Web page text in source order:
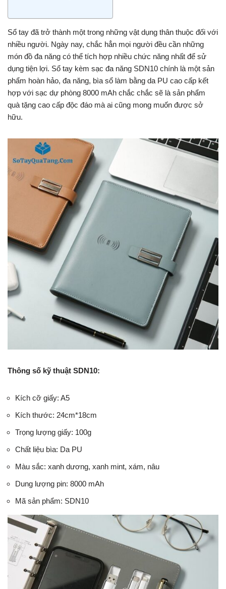
Sổ tay đã trở thành một trong những vật dụng thân thuộc đối với
nhiều người. Ngày nay, chắc hẳn mọi người đều cần những
món đồ đa năng có thể tích hợp nhiều chức năng nhất để sử
dụng tiện lợi. Sổ tay kèm sạc đa năng SDN10 chính là một sản
phẩm hoàn hảo, đa năng, bìa sổ làm bằng da PU cao cấp kết
hợp với sạc dự phòng 8000 mAh chắc chắc sẽ là sản phẩm
quà tặng cao cấp độc đáo mà ai cũng mong muốn được sở
hữu.
Thông số kỹ thuật SDN10:
Kích cỡ giấy: A5
Kích thước: 24cm*18cm
Trọng lượng giấy: 100g
Chất liệu bìa: Da PU
Màu sắc: xanh dương, xanh mint, xám, nâu
Dung lượng pin: 8000 mAh
Mã sản phẩm: SDN10